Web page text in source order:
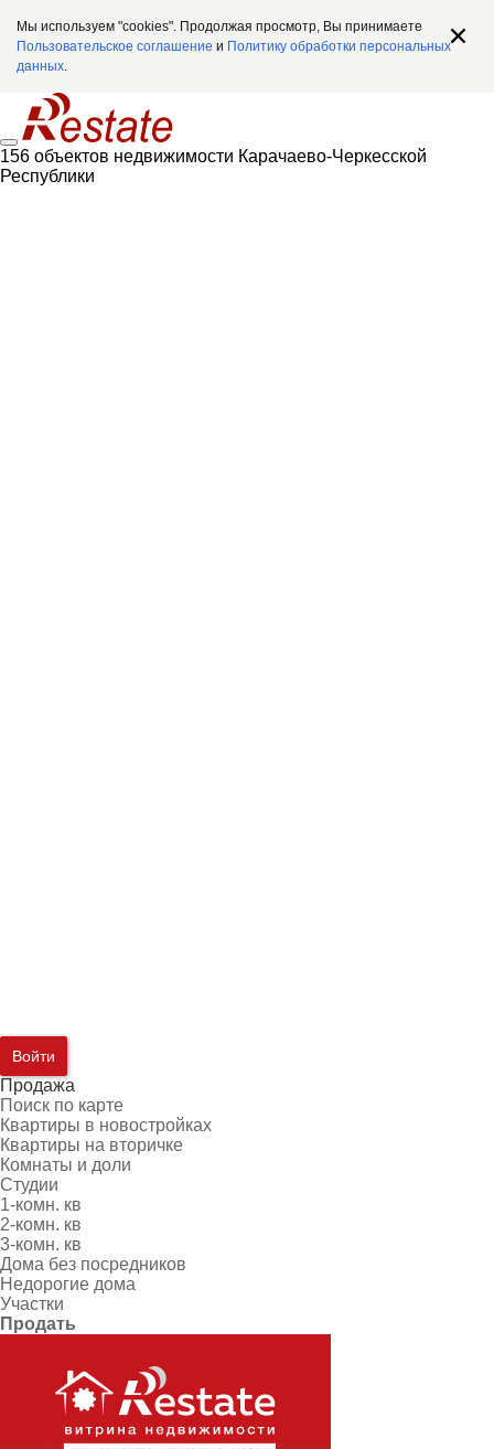
Мы используем "cookies". Продолжая просмотр, Вы принимаете
Пользовательское соглашение и Политику обработки персональных
данных.
156 объектов недвижимости Карачаево-Черкесской
Республики
Войти
Продажа
Поиск по карте
Квартиры в новостройках
Квартиры на вторичке
Комнаты и доли
Студии
1-комн. кв
2-комн. кв
3-комн. кв
Дома без посредников
Недорогие дома
Участки
Продать